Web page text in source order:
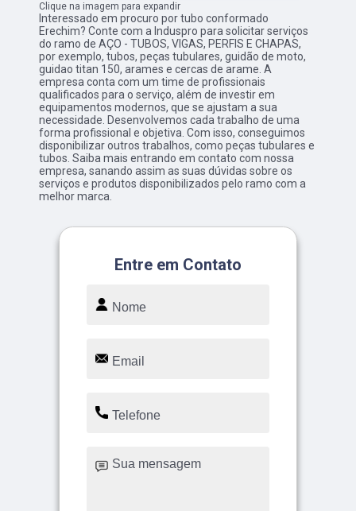
Clique na imagem para expandir
Interessado em procuro por tubo conformado
Erechim? Conte com a Induspro para solicitar serviços
do ramo de AÇO - TUBOS, VIGAS, PERFIS E CHAPAS,
por exemplo, tubos, peças tubulares, guidão de moto,
guidao titan 150, arames e cercas de arame. A
empresa conta com um time de profissionais
qualificados para o serviço, além de investir em
equipamentos modernos, que se ajustam a sua
necessidade. Desenvolvemos cada trabalho de uma
forma profissional e objetiva. Com isso, conseguimos
disponibilizar outros trabalhos, como peças tubulares e
tubos. Saiba mais entrando em contato com nossa
empresa, sanando assim as suas dúvidas sobre os
serviços e produtos disponibilizados pelo ramo com a
melhor marca.
Entre em Contato